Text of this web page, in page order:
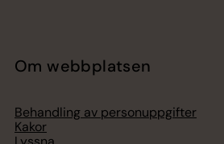
Om webbplatsen
Behandling av personuppgifter
Kakor